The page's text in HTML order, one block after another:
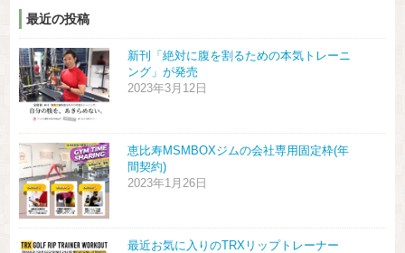
最近の投稿
新刊「絶対に腹を割るための本気トレーニ
ング」が発売
2023年3月12日
恵比寿MSMBOXジムの会社専用固定枠(年
間契約)
2023年1月26日
最近お気に入りのTRXリップトレーナー